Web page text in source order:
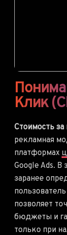
Клик
Стоимость за
рекламная
платформах
Google Ads. В
заранее
позволяет
бюджеты и
только при